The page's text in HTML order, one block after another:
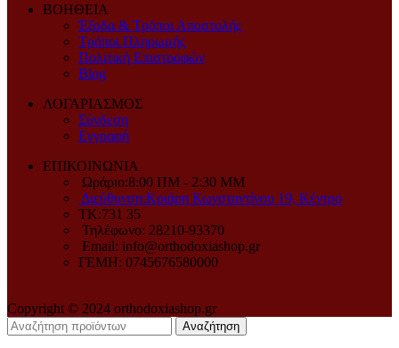
ΒΟΗΘΕΙΑ
Έξοδα & Τρόποι Αποστολής
Τρόποι Πληρωμής
Πολιτική Επιστροφών
Blog
ΛΟΓΑΡΙΑΣΜΟΣ
Σύνδεση
Εγγραφή
ΕΠΙΚΟΙΝΩΝΙΑ
Ωράριο:8:00 ΠM - 2:30 MM
Διεύθυνση:Κριάρη Κωνσταντίνου 19, Κέντρο
ΤΚ:731 35
Τηλέφωνο: 28210-93370
Email: info@orthodoxiashop.gr
ΓΕΜH: 0745676580000
Copyright © 2024 orthodoxiashop.gr
Αναζήτηση